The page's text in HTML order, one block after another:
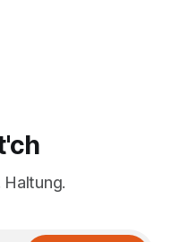
Haltung.